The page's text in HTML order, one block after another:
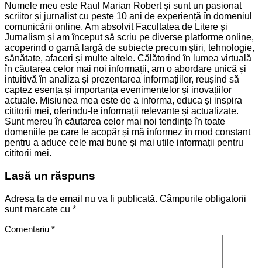
Numele meu este Raul Marian Robert și sunt un pasionat
scriitor și jurnalist cu peste 10 ani de experiență în domeniul
comunicării online. Am absolvit Facultatea de Litere și
Jurnalism și am început să scriu pe diverse platforme online,
acoperind o gamă largă de subiecte precum știri, tehnologie,
sănătate, afaceri și multe altele. Călătorind în lumea virtuală
în căutarea celor mai noi informații, am o abordare unică și
intuitivă în analiza și prezentarea informațiilor, reușind să
captez esența și importanța evenimentelor și inovațiilor
actuale. Misiunea mea este de a informa, educa și inspira
cititorii mei, oferindu-le informații relevante și actualizate.
Sunt mereu în căutarea celor mai noi tendințe în toate
domeniile pe care le acopăr și mă informez în mod constant
pentru a aduce cele mai bune și mai utile informații pentru
cititorii mei.
Lasă un răspuns
Adresa ta de email nu va fi publicată. Câmpurile obligatorii
sunt marcate cu *
Comentariu *